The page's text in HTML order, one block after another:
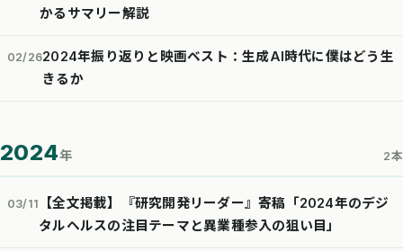
かるサマリー解説
02/262024年振り返りと映画ベスト：生成AI時代に僕はどう生
きるか
2024年 2本
03/11
【全文掲載】『研究開発リーダー』寄稿「2024年のデジ
タルヘルスの注目テーマと異業種参入の狙い目」